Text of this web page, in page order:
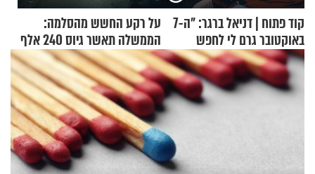
קוד פתוח | דניאל ברגר: "ה-7
באוקטובר גרם לי לחפש
תשובות"
על רקע החשש מהסלמה:
הממשלה תאשר גיוס 240 אלף
אנשי מילואים